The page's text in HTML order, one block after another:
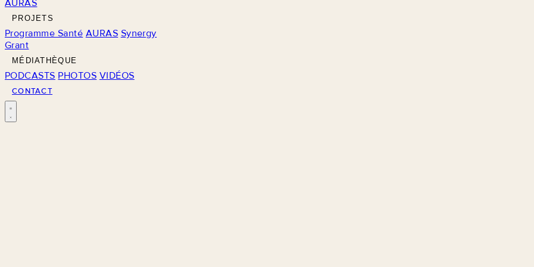
AURAS
PROJETS
Programme Santé AURAS Synergy
Grant
MÉDIATHÈQUE
PODCASTS PHOTOS VIDÉOS
CONTACT